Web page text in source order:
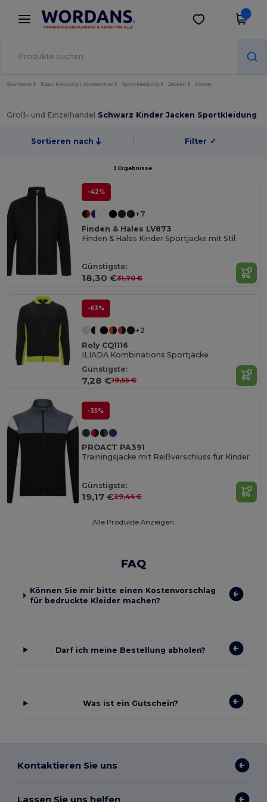
× Wordans App
Bessere Preise in der App!
App holen
Startseite Basic Kleidung | Accessoires Sportkleidung Jacken Kinder
Groß- und Einzelhandel Schwarz Kinder Jacken Sportkleidung
Sortieren nach Filter ✓
3 Ergebnisse.
-42%
+7
Finden & Hales LV873
Finden & Hales Kinder Sportjacke mit Stil
Günstigste:
18,30 €31,70 €
-63%
+2
Roly CQ1116
ILIADA Kombinations Sportjacke
Günstigste:
7,28 €19,55 €
-35%
PROACT PA391
Trainingsjacke mit Reißverschluss für Kinder
Günstigste:
19,17 €29,44 €
Alle Produkte Anzeigen.
FAQ
Können Sie mir bitte einen Kostenvorschlag
für bedruckte Kleider machen?
Darf ich meine Bestellung abholen?
Was ist ein Gutschein?
Kontaktieren Sie uns
Lassen Sie uns helfen